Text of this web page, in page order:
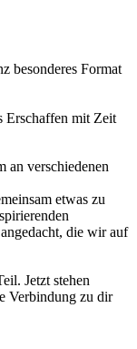
besonderes Format
Erschaffen mit Zeit
an verschiedenen
etwas zu
die wir auf
Jetzt stehen
Verbindung zu dir